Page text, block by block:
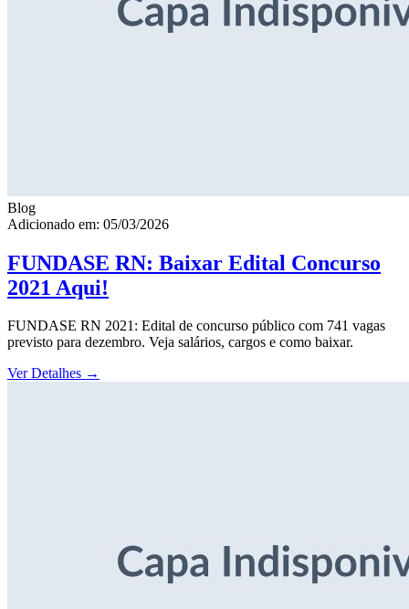
Blog
Adicionado em: 05/03/2026
FUNDASE RN: Baixar Edital Concurso
2021 Aqui!
FUNDASE RN 2021: Edital de concurso público com 741 vagas
previsto para dezembro. Veja salários, cargos e como baixar.
Ver Detalhes →